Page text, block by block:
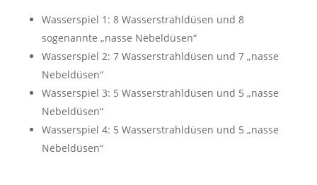
Wasserspiel 1: 8 Wasserstrahldüsen und 8
sogenannte „nasse Nebeldüsen“
Wasserspiel 2: 7 Wasserstrahldüsen und 7 „nasse
Nebeldüsen“
Wasserspiel 3: 5 Wasserstrahldüsen und 5 „nasse
Nebeldüsen“
Wasserspiel 4: 5 Wasserstrahldüsen und 5 „nasse
Nebeldüsen“